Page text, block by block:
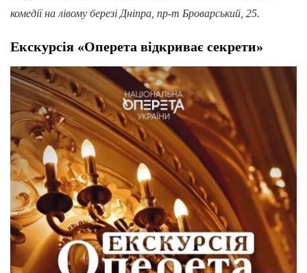
комедії на лівому березі Дніпра, пр-т Броварський, 25.
Екскурсія «Оперета відкриває секрети»